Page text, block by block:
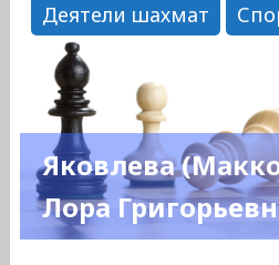
Деятели шахмат
Яковлева
Лора